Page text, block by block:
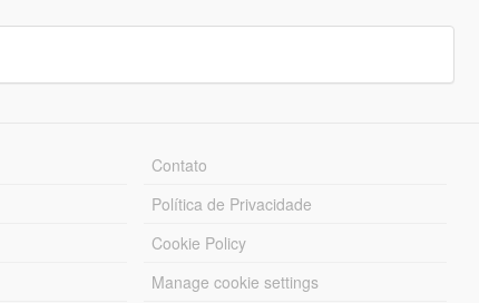
Contato
Política de Privacidade
Cookie Policy
Manage cookie settings